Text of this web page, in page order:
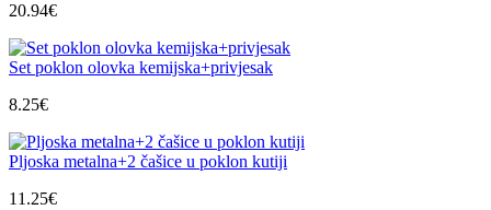
20.94€
Set poklon olovka kemijska+privjesak
8.25€
Pljoska metalna+2 čašice u poklon kutiji
11.25€